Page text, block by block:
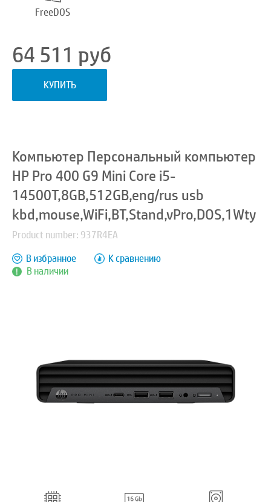
FreeDOS
64 511 руб
КУПИТЬ
Компьютер Персональный компьютер
HP Pro 400 G9 Mini Core i5-
14500T,8GB,512GB,eng/rus usb
kbd,mouse,WiFi,BT,Stand,vPro,DOS,1Wty
Product number: 937R4EA
В наличии
В избранное К сравнению